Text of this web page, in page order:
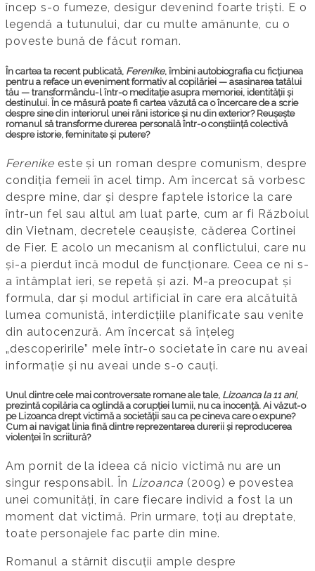
încep s-o fumeze, desigur devenind foarte triști. E o
legendă a tutunului, dar cu multe amănunte, cu o
poveste bună de făcut roman.
În cartea ta recent publicată, Ferenike, îmbini autobiografia cu ficțiunea
pentru a reface un eveniment formativ al copilăriei — asasinarea tatălui
tău — transformându-l într-o meditație asupra memoriei, identității și
destinului. În ce măsură poate fi cartea văzută ca o încercare de a scrie
despre sine din interiorul unei răni istorice și nu din exterior? Reușește
romanul să transforme durerea personală într-o conștiință colectivă
despre istorie, feminitate și putere?
Ferenikeeste și un roman despre comunism, despre
condiția femeii în acel timp. Am încercat să vorbesc
despre mine, dar și despre faptele istorice la care
într-un fel sau altul am luat parte, cum ar fi Războiul
din Vietnam, decretele ceaușiste, căderea Cortinei
de Fier. E acolo un mecanism al conflictului, care nu
și-a pierdut încă modul de funcționare. Ceea ce ni s-
a întâmplat ieri, se repetă și azi. M-a preocupat și
formula, dar și modul artificial în care era alcătuită
lumea comunistă, interdicțiile planificate sau venite
din autocenzură. Am încercat să înțeleg
„descoperirile” mele într-o societate în care nu aveai
informație și nu aveai unde s-o cauți.
Unul dintre cele mai controversate romane ale tale, Lizoanca la 11 ani,
prezintă copilăria ca oglindă a corupției lumii, nu ca inocență. Ai văzut-o
pe Lizoanca drept victimă a societății sau ca pe cineva care o expune?
Cum ai navigat linia fină dintre reprezentarea durerii și reproducerea
violenței în scriitură?
Am pornit de la ideea că nicio victimă nu are un
singur responsabil. În Lizoanca (2009) e povestea
unei comunități, în care fiecare individ a fost la un
moment dat victimă. Prin urmare, toți au dreptate,
toate personajele fac parte din mine.
Romanul a stârnit discuții ample despre